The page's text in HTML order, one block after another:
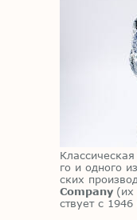
го и од­но­го
ских
Company
ству­ет с 1946